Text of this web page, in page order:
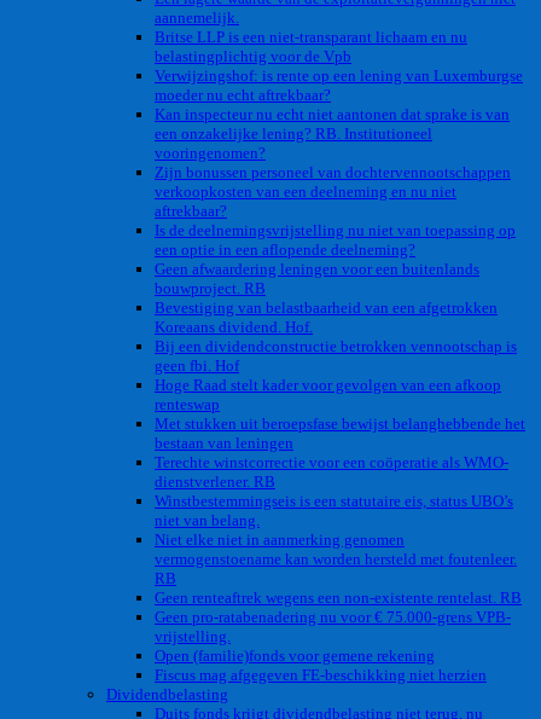
aannemelijk.
Britse LLP is een niet-transparant lichaam en nu
belastingplichtig voor de Vpb
Verwijzingshof: is rente op een lening van Luxemburgse
moeder nu echt aftrekbaar?
Kan inspecteur nu echt niet aantonen dat sprake is van
een onzakelijke lening? RB. Institutioneel
vooringenomen?
Zijn bonussen personeel van dochtervennootschappen
verkoopkosten van een deelneming en nu niet
aftrekbaar?
Is de deelnemingsvrijstelling nu niet van toepassing op
een optie in een aflopende deelneming?
Geen afwaardering leningen voor een buitenlands
bouwproject. RB
Bevestiging van belastbaarheid van een afgetrokken
Koreaans dividend. Hof.
Bij een dividendconstructie betrokken vennootschap is
geen fbi. Hof
Hoge Raad stelt kader voor gevolgen van een afkoop
renteswap
Met stukken uit beroepsfase bewijst belanghebbende het
bestaan van leningen
Terechte winstcorrectie voor een coöperatie als WMO-
dienstverlener. RB
Winstbestemmingseis is een statutaire eis, status UBO’s
niet van belang.
Niet elke niet in aanmerking genomen
vermogenstoename kan worden hersteld met foutenleer.
RB
Geen renteaftrek wegens een non-existente rentelast. RB
Geen pro-ratabenadering nu voor € 75.000-grens VPB-
vrijstelling.
Open (familie)fonds voor gemene rekening
Fiscus mag afgegeven FE-beschikking niet herzien
Dividendbelasting
Duits fonds krijgt dividendbelasting niet terug, nu